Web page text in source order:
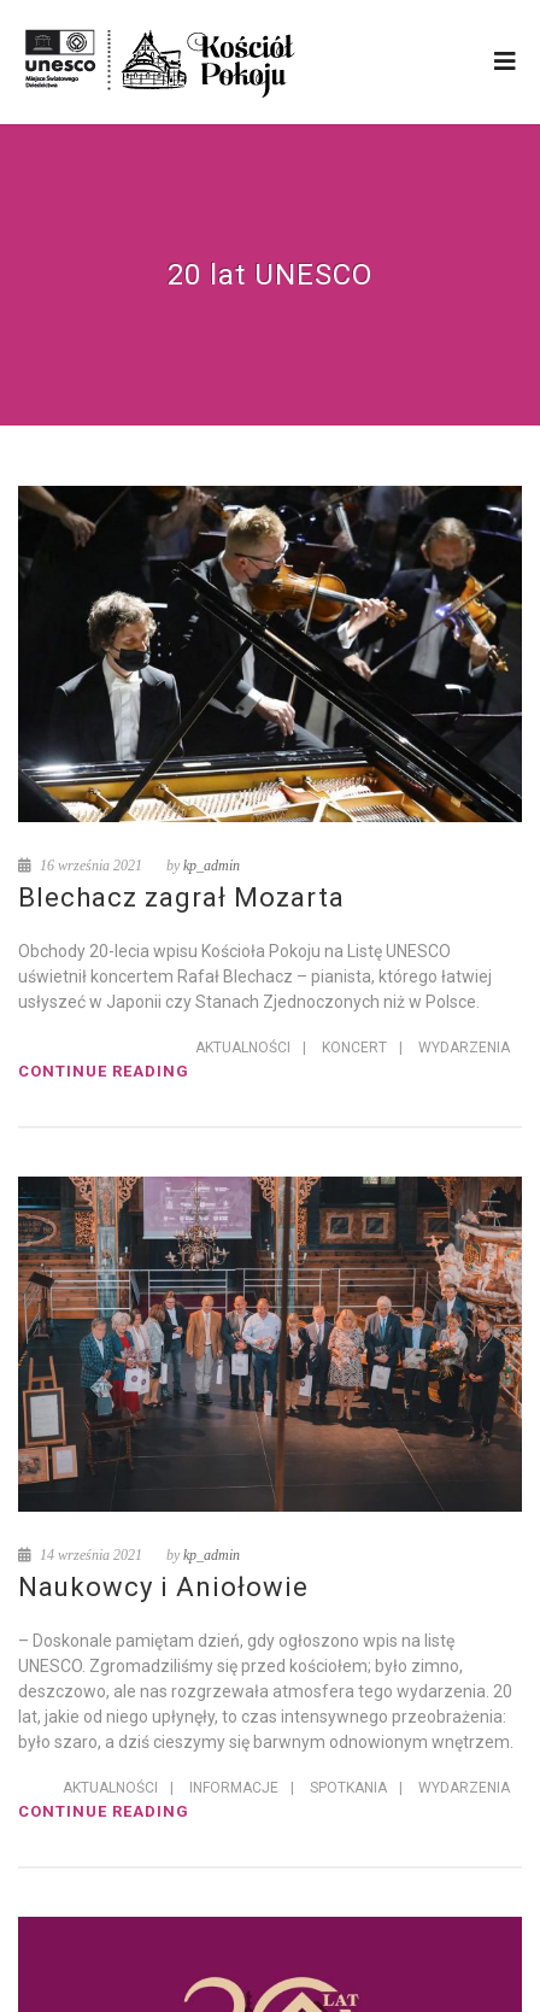
20 lat UNESCO
16 września 2021 bykp_admin
Blechacz zagrał Mozarta
Obchody 20-lecia wpisu Kościoła Pokoju na Listę UNESCO
uświetnił koncertem Rafał Blechacz – pianista, którego łatwiej
usłyszeć w Japonii czy Stanach Zjednoczonych niż w Polsce.
AKTUALNOŚCI | KONCERT | WYDARZENIA
CONTINUE READING
14 września 2021 bykp_admin
Naukowcy i Aniołowie
– Doskonale pamiętam dzień, gdy ogłoszono wpis na listę
UNESCO. Zgromadziliśmy się przed kościołem; było zimno,
deszczowo, ale nas rozgrzewała atmosfera tego wydarzenia. 20
lat, jakie od niego upłynęły, to czas intensywnego przeobrażenia:
było szaro, a dziś cieszymy się barwnym odnowionym wnętrzem.
AKTUALNOŚCI INFORMACJE SPOTKANIA WYDARZENIA
CONTINUE READING